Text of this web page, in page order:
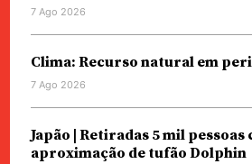
7 Ago 2026
Clima: Recurso natural em
7 Ago 2026
Japão | Retiradas 5 mil pessoas
aproximação de tufão Dolphin